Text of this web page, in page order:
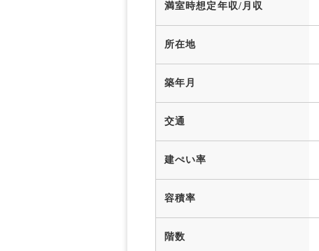
満室時想定年収/月収
所在地
築年月
交通
建ぺい率
容積率
階数